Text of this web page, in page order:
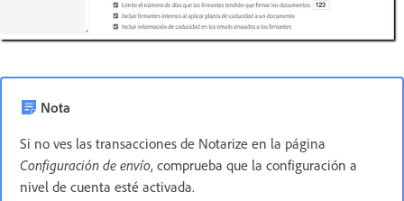
Nota
Si no ves las transacciones de Notarize en la página
Configuración de envío, comprueba que la configuración a
nivel de cuenta esté activada.